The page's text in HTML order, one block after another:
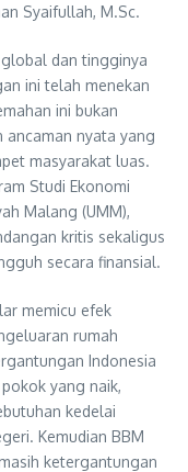
Syaifullah, M.Sc.
dan tingginya
ini telah menekan
ini bukan
ancaman nyata yang
masyarakat luas.
Studi Ekonomi
Malang (UMM),
kritis sekaligus
secara finansial.
memicu efek
rumah
Indonesia
yang naik,
kedelai
Kemudian BBM
ketergantungan